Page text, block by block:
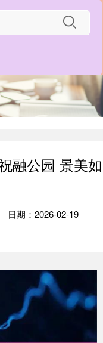
融公园 景美如
日期：2026-02-19